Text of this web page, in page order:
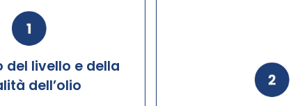
del livello e della
dell’olio